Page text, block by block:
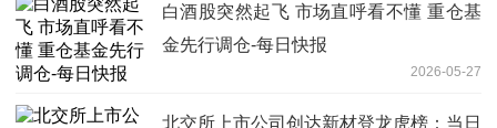
白酒股突然起飞 市场直呼看不懂 重仓基
金先行调仓-每日快报
2026-05-27
北交所上市公司创达新材登龙虎榜：当日